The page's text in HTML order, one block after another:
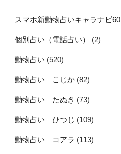
スマホ新動物占いキャラナビ60
個別占い（電話占い） (2)
動物占い (520)
動物占い こじか (82)
動物占い たぬき (73)
動物占い ひつじ (109)
動物占い コアラ (113)